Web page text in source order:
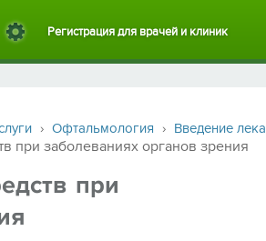
Регистрация для врачей и клиник
› Офтальмология › Введение
при заболеваниях органов зрения
при